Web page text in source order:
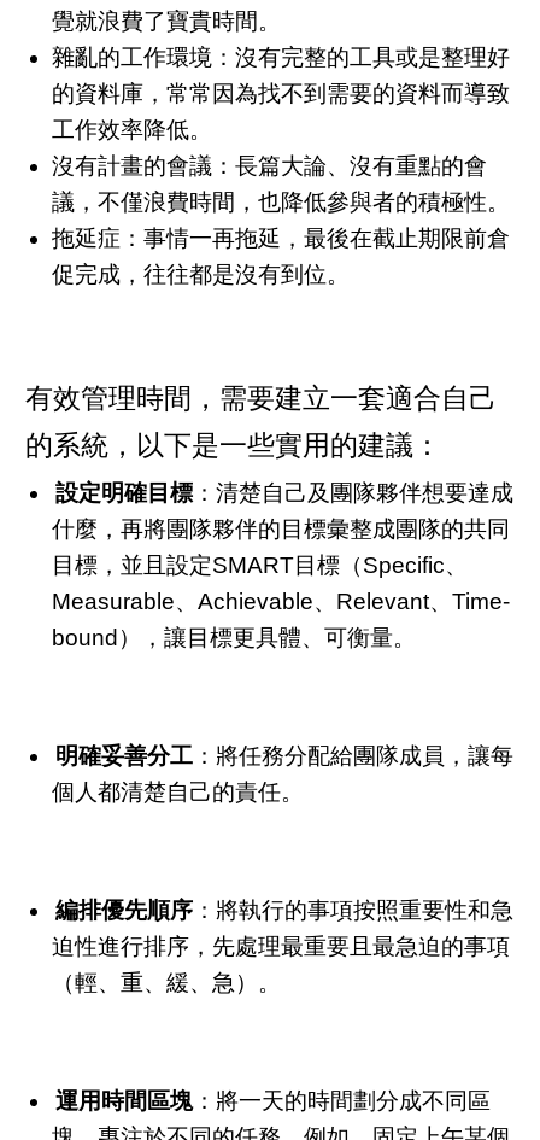
覺就浪費了寶貴時間。
雜亂的工作環境：沒有完整的工具或是整理好
的資料庫，常常因為找不到需要的資料而導致
工作效率降低。
沒有計畫的會議：長篇大論、沒有重點的會
議，不僅浪費時間，也降低參與者的積極性。
拖延症：事情一再拖延，最後在截止期限前倉
促完成，往往都是沒有到位。
有效管理時間，需要建立一套適合自己
的系統，以下是一些實用的建議：
設定明確目標 ：清楚自己及團隊夥伴想要達成
什麼，再將團隊夥伴的目標彙整成團隊的共同
目標，並且設定SMART目標（Specific、
Measurable、Achievable、Relevant、Time-
bound），讓目標更具體、可衡量。
明確妥善分工 ：將任務分配給團隊成員，讓每
個人都清楚自己的責任。
編排優先順序 ：將執行的事項按照重要性和急
迫性進行排序，先處理最重要且最急迫的事項
（輕、重、緩、急）。
運用時間區塊：將一天的時間劃分成不同區